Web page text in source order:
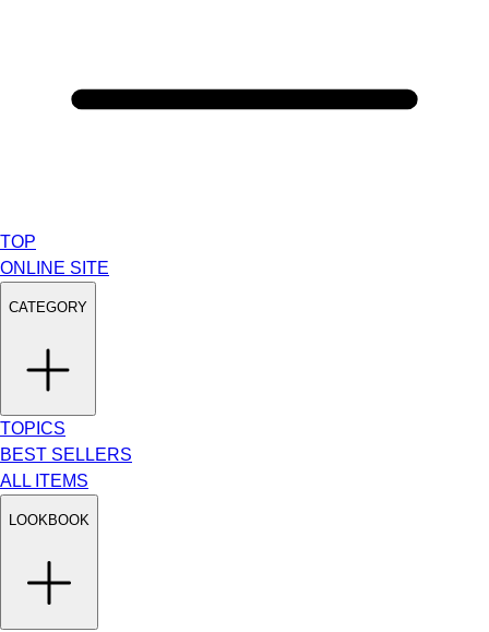
TOP
ONLINE SITE
CATEGORY
TOPICS
BEST SELLERS
ALL ITEMS
LOOKBOOK